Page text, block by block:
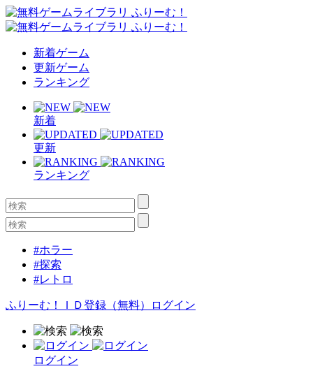
新着ゲーム
更新ゲーム
ランキング
新着
更新
ランキング
#ホラー
#探索
#レトロ
ふりーむ！ＩＤ登録（無料） ログイン
ログイン